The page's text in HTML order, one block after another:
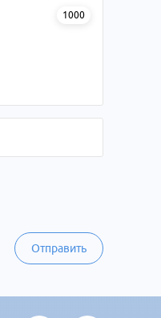
1000
Отправить